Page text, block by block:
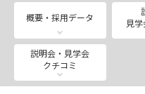
概要・採用データ
見
説明会・見学会
クチコミ